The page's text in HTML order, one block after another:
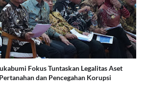
Fokus Tuntaskan Legalitas Aset
dan Pencegahan Korupsi